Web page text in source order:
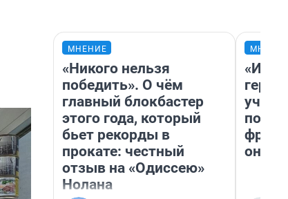
МНЕНИЕ
«Никого нельзя
победить». О чём
главный блокбастер
этого года, который
бьет рекорды в
прокате: честный
отзыв на «Одиссею»
Нолана
учит
она